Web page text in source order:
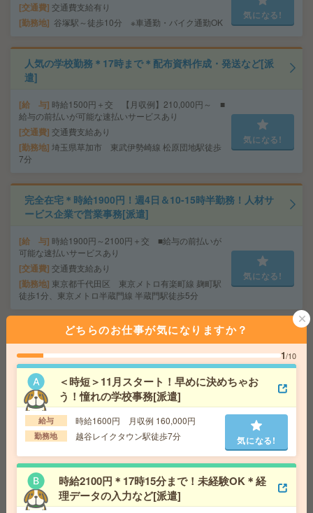
交通費 交通費支給有り
勤務地 谷塚駅～徒歩10分 ※車通勤・バイク通勤OK
気になる!
人気の学校勤務＊17時まで＊配布資料作成・発送など[派
遣]
給 与 時給1500円＋交 【月収例】210,000円～ ■
給与の前払いが可能な速払いサービスあり
交通費 交通費支給あり
勤務地 埼玉県草加市 東武伊勢崎線 松原団地駅徒歩
7分
気になる!
完全在宅＊時給1900円！週4日＆10-15時半勤務！人材サ
ービス企業で営業事務[派遣]
給 与 時給1900円～2100円＋交 ■給与の前払いが
可能な速払いサービスあり
交通費 交通費支給あり
勤務地 東京都千代田区 東京メトロ有楽町線 麹町駅
徒歩1分、東京メトロ半蔵門線 半蔵門駅徒歩5分
気になる!
三郷市/幸房！協同組合で社員サポートのお仕事です！[派
遣]
給 与 時給1550円
交通費 全額支給
勤務地 三郷駅徒歩10分
時給1750円＊在宅勤務OK！こつこつ！データ入力！蒲田
駅からすぐ！大手企業[派遣]
給 与 時給1750円 月収例 262,500円+残業代
交通費 全額支給
どちらのお仕事が気になりますか？
1/10
＜時短＞11月スタート！早めに決めちゃお
う！憧れの学校事務[派遣]
給与 時給1600円 月収例 160,000円
勤務地 越谷レイクタウン駅徒歩7分 気になる!
時給2100円＊17時15分まで！未経験OK＊経
理データの入力など[派遣]